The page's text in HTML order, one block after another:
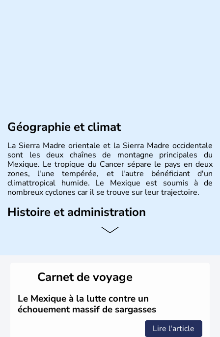
Géographie et climat
La Sierra Madre orientale et la Sierra Madre occidentale
sont les deux chaînes de montagne principales du
Mexique. Le tropique du Cancer sépare le pays en deux
zones, l'une tempérée, et l'autre bénéficiant d'un
climattropical humide. Le Mexique est soumis à de
nombreux cyclones car il se trouve sur leur trajectoire.
Histoire et administration
Bordé au Sud par le Guatemala et le Belize, le Mexique
Carnet de voyage
Le Mexique à la lutte contre un
échouement massif de sargasses
Lire l'article